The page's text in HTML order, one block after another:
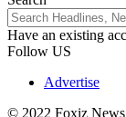
Have an existing
Follow US
Advertise
© 2022 Foxiz